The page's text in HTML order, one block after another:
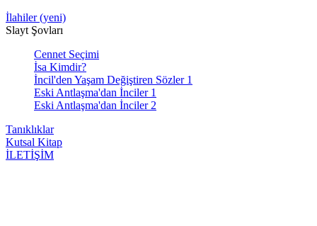
İlahiler (yeni)
Slayt Şovları
Cennet Seçimi
İsa Kimdir?
İncil'den Yaşam Değiştiren Sözler 1
Eski Antlaşma'dan İnciler 1
Eski Antlaşma'dan İnciler 2
Tanıklıklar
Kutsal Kitap
İLETİŞİM